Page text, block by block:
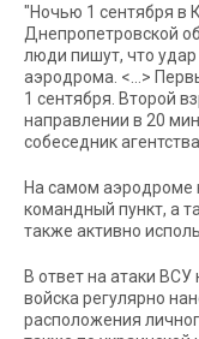
"Ночью 1 сентября в
Днепропетровской
люди пишут, что
аэродрома. <…>
1 сентября. Второй
направлении в 20
собеседник агентства.
На самом аэродроме
командный пункт, а
также активно
В ответ на атаки
войска регулярно
расположения